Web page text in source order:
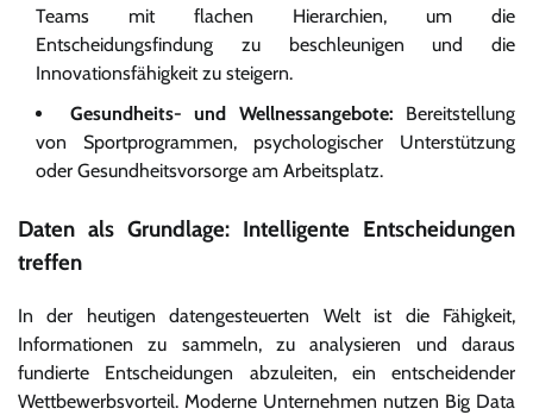
Teams mit flachen Hierarchien, um die
Entscheidungsfindung zu beschleunigen und die
Innovationsfähigkeit zu steigern.
Gesundheits- und Wellnessangebote: Bereitstellung
von Sportprogrammen, psychologischer Unterstützung
oder Gesundheitsvorsorge am Arbeitsplatz.
Daten als Grundlage: Intelligente Entscheidungen
treffen
In der heutigen datengesteuerten Welt ist die Fähigkeit,
Informationen zu sammeln, zu analysieren und daraus
fundierte Entscheidungen abzuleiten, ein entscheidender
Wettbewerbsvorteil. Moderne Unternehmen nutzen Big Data